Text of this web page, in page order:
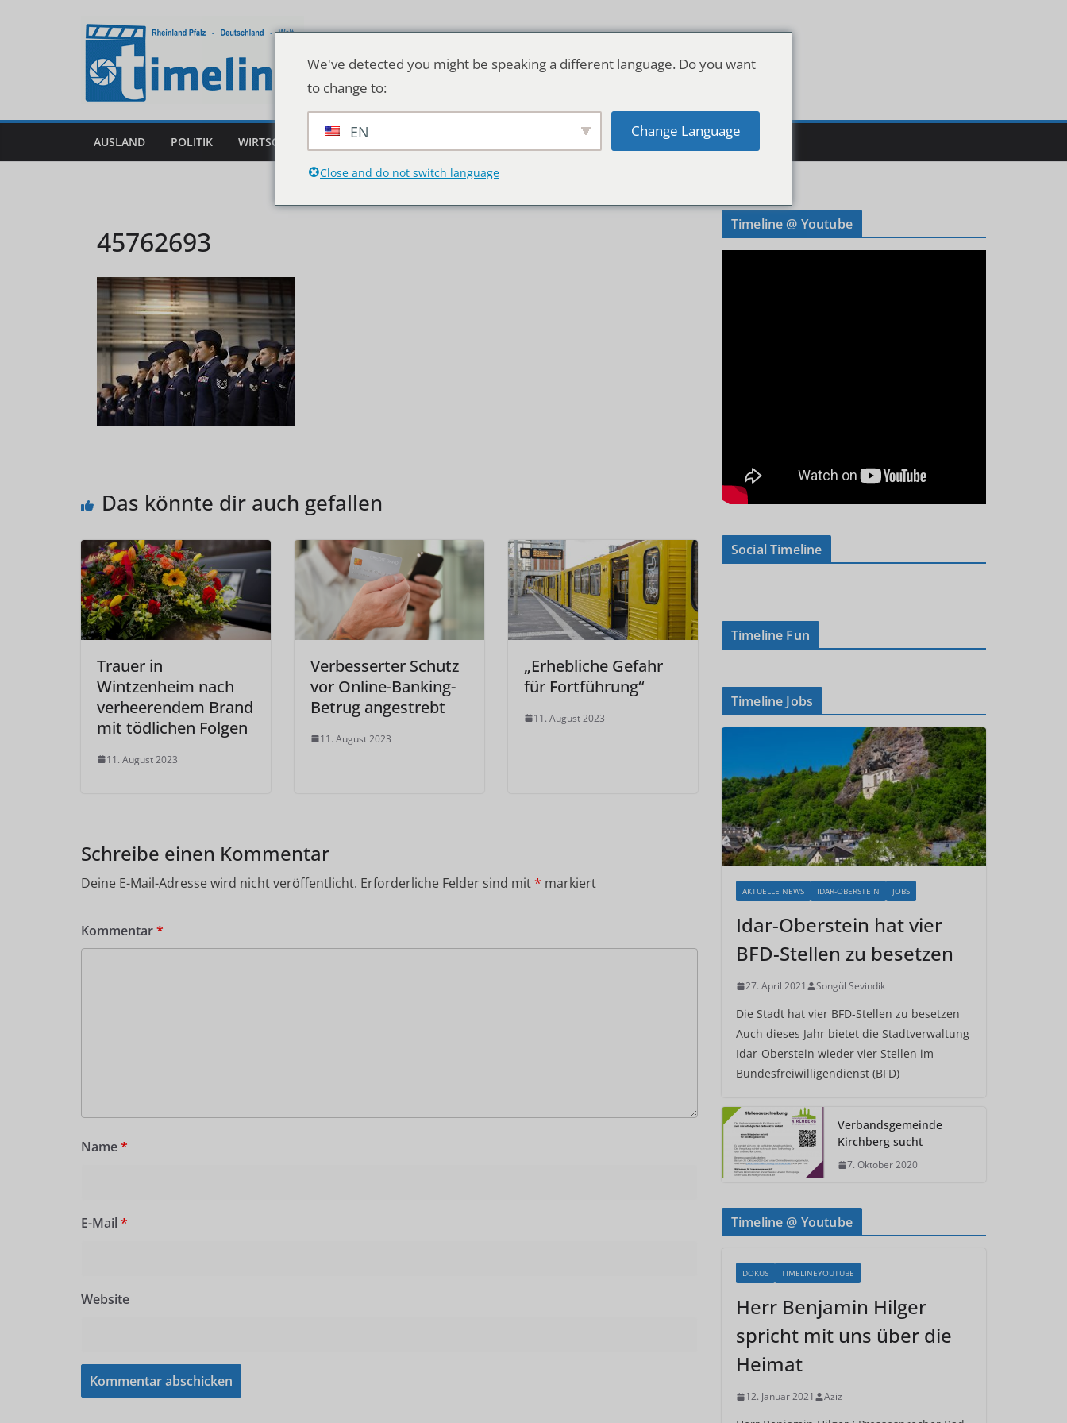
AUSLAND POLITIK WIRTSCHAFT DEUTSCHLAND & WELT
45762693
Das könnte dir auch gefallen
Trauer in
Wintzenheim nach
verheerendem Brand
mit tödlichen Folgen
11. August 2023
Verbesserter Schutz
vor Online-Banking-
Betrug angestrebt
11. August 2023
„Erhebliche Gefahr
für Fortführung“
11. August 2023
Schreibe einen Kommentar
Deine E-Mail-Adresse wird nicht veröffentlicht. Erforderliche Felder sind mit* markiert
Kommentar*
Name*
E-Mail *
Website
Timeline @ Youtube
Social Timeline
Timeline Fun
Timeline Jobs
AKTUELLE NEWS IDAR-OBERSTEIN JOBS
Idar-Oberstein hat vier
BFD-Stellen zu besetzen
27. April 2021 Songül Sevindik
Die Stadt hat vier BFD-Stellen zu besetzen
Auch dieses Jahr bietet die Stadtverwaltung
Idar-Oberstein wieder vier Stellen im
Bundesfreiwilligendienst (BFD)
Verbandsgemeinde
Kirchberg sucht
7. Oktober 2020
Timeline @ Youtube
DOKUS TIMELINEYOUTUBE
Herr Benjamin Hilger
spricht mit uns über die
Heimat
12. Januar 2021 Aziz
We've detected you might be speaking a different language. Do you want
to change to:
EN Change Language
Close and do not switch language